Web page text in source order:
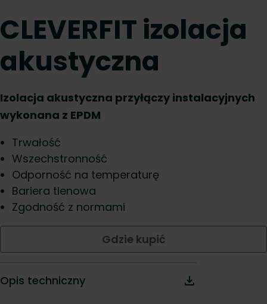
CLEVERFIT izolacja
akustyczna
Izolacja akustyczna przyłączy instalacyjnych
wykonana z EPDM
Trwałość
Wszechstronność
Odporność na temperaturę
Bariera tlenowa
Zgodność z normami
Gdzie kupić
Opis techniczny